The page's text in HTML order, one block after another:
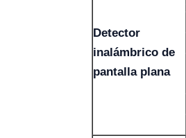
Detector
inalámbrico de
pantalla plana